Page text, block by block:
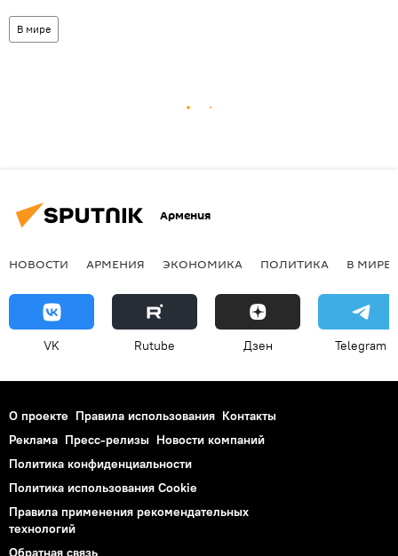
В мире
Армения
НОВОСТИ АРМЕНИЯ ЭКОНОМИКА ПОЛИТИКА В МИРЕ
VK Rutube Дзен Telegram
О проекте Правила использования Контакты
Реклама Пресс-релизы Новости компаний
Политика конфиденциальности
Политика использования Cookie
Правила применения рекомендательных
технологий
Обратная связь